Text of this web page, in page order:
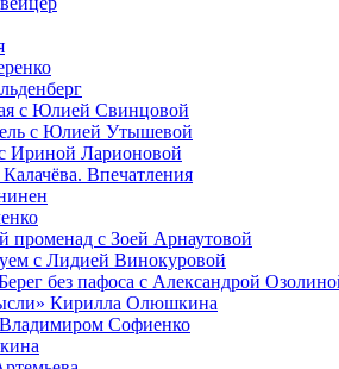
с Юлией Свинцовой
с Юлией Утышевой
Ириной Ларионовой
Впечатления
променад с Зоей Арнаутовой
с Лидией Винокуровой
без пафоса с Александрой
Кирилла Олюшкина
Владимиром Софиенко